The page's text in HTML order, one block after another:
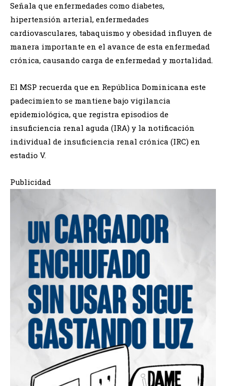
Señala que enfermedades como diabetes,
hipertensión arterial, enfermedades
cardiovasculares, tabaquismo y obesidad influyen de
manera importante en el avance de esta enfermedad
crónica, causando carga de enfermedad y mortalidad.
El MSP recuerda que en República Dominicana este
padecimiento se mantiene bajo vigilancia
epidemiológica, que registra episodios de
insuficiencia renal aguda (IRA) y la notificación
individual de insuficiencia renal crónica (IRC) en
estadio V.
Publicidad